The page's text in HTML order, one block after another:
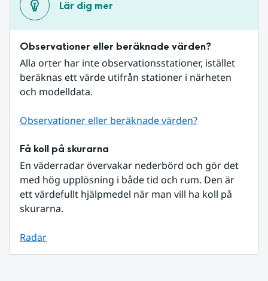
Lär dig mer
Observationer eller beräknade värden?
Alla orter har inte observationsstationer, istället
beräknas ett värde utifrån stationer i närheten
och modelldata.
Observationer eller beräknade värden?
Få koll på skurarna
En väderradar övervakar nederbörd och gör det
med hög upplösning i både tid och rum. Den är
ett värdefullt hjälpmedel när man vill ha koll på
skurarna.
Radar